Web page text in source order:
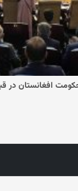
افغانستان در